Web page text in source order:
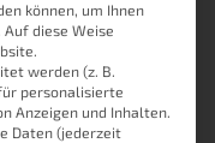
– So
können, um Ihnen
diese Weise
werden (z. B.
personalisierte
Anzeigen und Inhalten.
Daten (jederzeit